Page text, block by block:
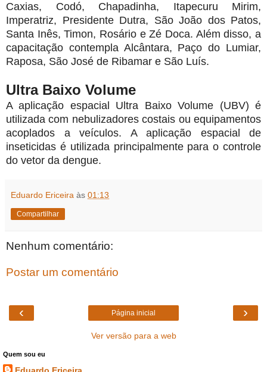
Caxias, Codó, Chapadinha, Itapecuru Mirim,
Imperatriz, Presidente Dutra, São João dos Patos,
Santa Inês, Timon, Rosário e Zé Doca. Além disso, a
capacitação contempla Alcântara, Paço do Lumiar,
Raposa, São José de Ribamar e São Luís.
Ultra Baixo Volume
A aplicação espacial Ultra Baixo Volume (UBV) é
utilizada com nebulizadores costais ou equipamentos
acoplados a veículos. A aplicação espacial de
inseticidas é utilizada principalmente para o controle
do vetor da dengue.
Eduardo Ericeira às 01:13
Compartilhar
Nenhum comentário:
Postar um comentário
‹ ›
Página inicial
Ver versão para a web
Quem sou eu